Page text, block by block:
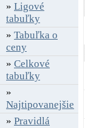
» Ligové
tabuľky
» Tabuľka o
ceny
» Celkové
tabuľky
»
Najtipovanejšie
» Pravidlá